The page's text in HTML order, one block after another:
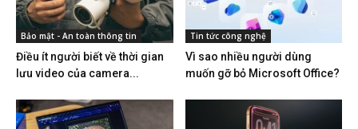
Bảo mật - An toàn thông tin
Điều ít người biết về thời gian
lưu video của camera...
Tin tức công nghệ
Vì sao nhiều người dùng
muốn gỡ bỏ Microsoft Office?